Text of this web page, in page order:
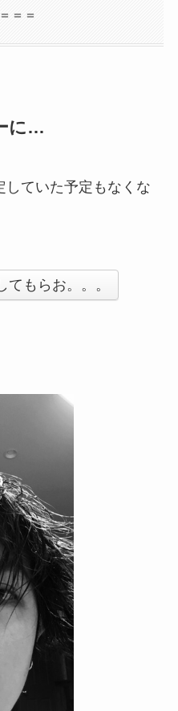
＝＝
に…
していた予定もなくな
てもらお。。。